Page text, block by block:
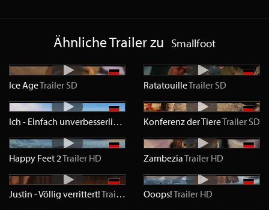
Ähnliche Trailer zu Smallfoot
Ice AgeTrailer SD RatatouilleTrailer SD
Ich - Einfach unverbesserlich TrailerHD
Konferenz der TiereTrailer SD
Happy Feet 2Trailer HD ZambeziaTrailer HD
Justin - Völlig verrittert!Trailer Ooops!Trailer HD